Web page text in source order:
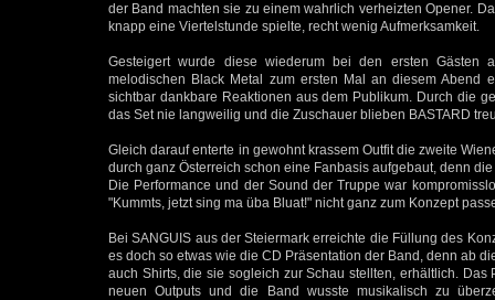
der Band machten sie zu einem wahrlich verheizten Opener.
knapp eine Viertelstunde spielte, recht wenig Aufmerksamkeit.
Gesteigert wurde diese wiederum bei den ersten Gästen
melodischen Black Metal zum ersten Mal an diesem Abend
sichtbar dankbare Reaktionen aus dem Publikum. Durch die
das Set nie langweilig und die Zuschauer blieben BASTARD
Gleich darauf enterte in gewohnt krassem Outfit die zweite
durch ganz Österreich schon eine Fanbasis aufgebaut, denn
Die Performance und der Sound der Truppe war
"Kummts, jetzt sing ma üba Bluat!" nicht ganz zum Konzept
Bei SANGUIS aus der Steiermark erreichte die Füllung des
es doch so etwas wie die CD Präsentation der Band, denn ab
auch Shirts, die sie sogleich zur Schau stellten, erhältlich.
neuen Outputs und die Band wusste musikalisch zu